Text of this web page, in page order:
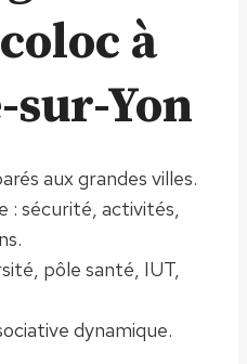
à
sur-Yon
aux grandes villes.
: sécurité, activités,
pôle santé, IUT,
dynamique.